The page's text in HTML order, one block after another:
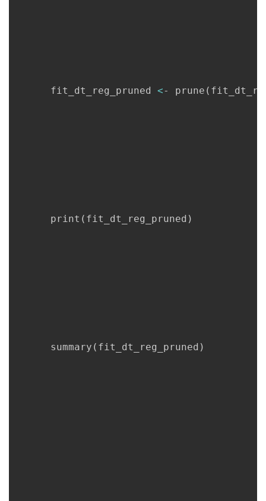
      fit_dt_reg_pruned
<- prune (
      print
( fit_dt_reg_pruned )
      summary
( fit_dt_reg_pruned )